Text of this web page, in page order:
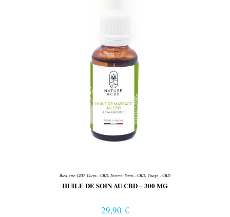
Bien-être CBD Corps - CBD Femme Soins - CBD Visage - CBD
HUILE DE SOIN AU CBD – 300 MG
29,90 €